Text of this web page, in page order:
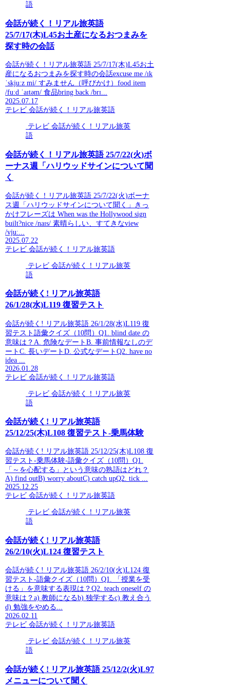
語
会話が続く！リアル旅英語
25/7/17(木)L45お土産になるおつまみを
探す時の会話
会話が続く！リアル旅英語 25/7/17(木)L45お土
産になるおつまみを探す時の会話excuse me /ɪk
ˈskjuːz mi/ すみません（呼びかけ）food item
/fuːd ˈaɪtəm/ 食品bring back /brɪ...
2025.07.17
テレビ 会話が続く！リアル旅英語
テレビ 会話が続く！リアル旅英
語
会話が続く！リアル旅英語 25/7/22(火)ボ
ーナス週「ハリウッドサインについて聞
く
会話が続く！リアル旅英語 25/7/22(火)ボーナ
ス週「ハリウッドサインについて聞く」きっ
かけフレーズは When was the Hollywood sign
built?nice /naɪs/ 素晴らしい、すてきなview
/vjuː...
2025.07.22
テレビ 会話が続く！リアル旅英語
テレビ 会話が続く！リアル旅英
語
会話が続く! リアル旅英語
26/1/28(水)L119 復習テスト
会話が続く! リアル旅英語 26/1/28(水)L119 復
習テスト語彙クイズ（10問）Q1. blind date の
意味は？A. 危険なデートB. 事前情報なしのデ
ートC. 長いデートD. 公式なデートQ2. have no
idea ...
2026.01.28
テレビ 会話が続く！リアル旅英語
テレビ 会話が続く！リアル旅英
語
会話が続く! リアル旅英語
25/12/25(木)L108 復習テスト-乗馬体験
会話が続く! リアル旅英語 25/12/25(木)L108 復
習テスト-乗馬体験-語彙クイズ（10問）Q1.
「～を心配する」という意味の熟語はどれ？
A) find outB) worry aboutC) catch upQ2. tick ...
2025.12.25
テレビ 会話が続く！リアル旅英語
テレビ 会話が続く！リアル旅英
語
会話が続く! リアル旅英語
26/2/10(火)L124 復習テスト
会話が続く! リアル旅英語 26/2/10(火)L124 復
習テスト-語彙クイズ（10問）Q1. 「授業を受
ける」を意味する表現は？Q2. teach oneself の
意味は？a) 教師になるb) 独学するc) 教え合う
d) 勉強をやめる...
2026.02.11
テレビ 会話が続く！リアル旅英語
テレビ 会話が続く！リアル旅英
語
会話が続く! リアル旅英語 25/12/2(火)L97
メニューについて聞く